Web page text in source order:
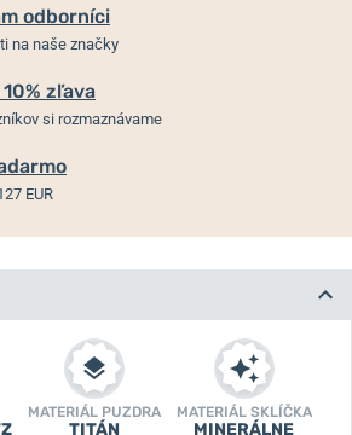
odborníci
na naše značky
zľava
si rozmaznávame
EUR
MATERIÁL PUZDRA
TITÁN
MATERIÁL SKLÍČKA
MINERÁLNE